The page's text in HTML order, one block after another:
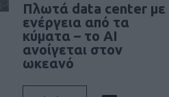
Πλωτά data center με
ενέργεια από τα
κύματα – το AI
ανοίγεται στον
ωκεανό